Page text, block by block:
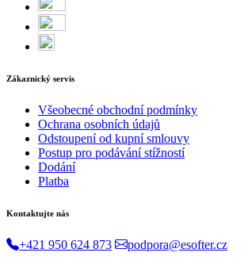
Zákaznický servis
Všeobecné obchodní podmínky
Ochrana osobních údajů
Odstoupení od kupní smlouvy
Postup pro podávání stížností
Dodání
Platba
Kontaktujte nás
+421 950 624 873
podpora@esofter.cz